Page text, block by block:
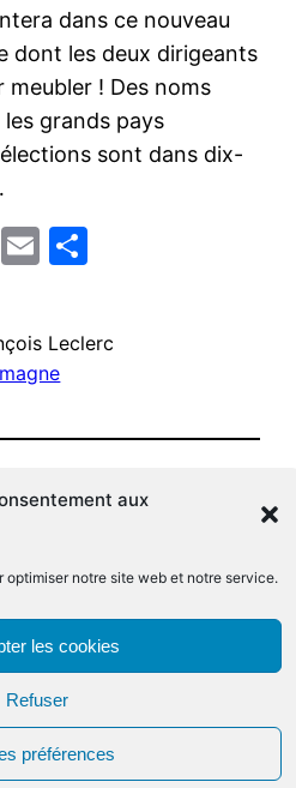
aux
optimiser notre site web et notre service.
les cookies
Refuser
préférences
dans ce nouveau
dont les deux dirigeants
! Des noms
grands pays
sont dans dix-
WhatsApp
Email
Leclerc